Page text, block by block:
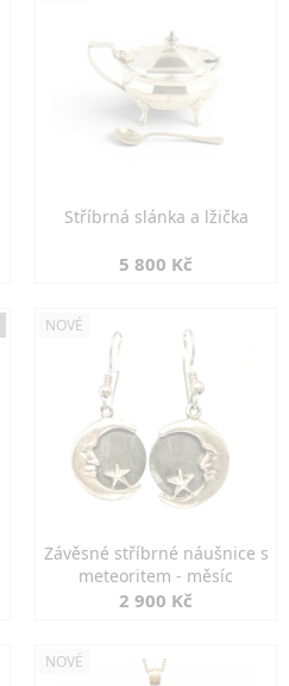
Stříbrná slánka a lžička
5 800 Kč
NOVÉ
Závěsné stříbrné náušnice s
meteoritem - měsíc
2 900 Kč
NOVÉ